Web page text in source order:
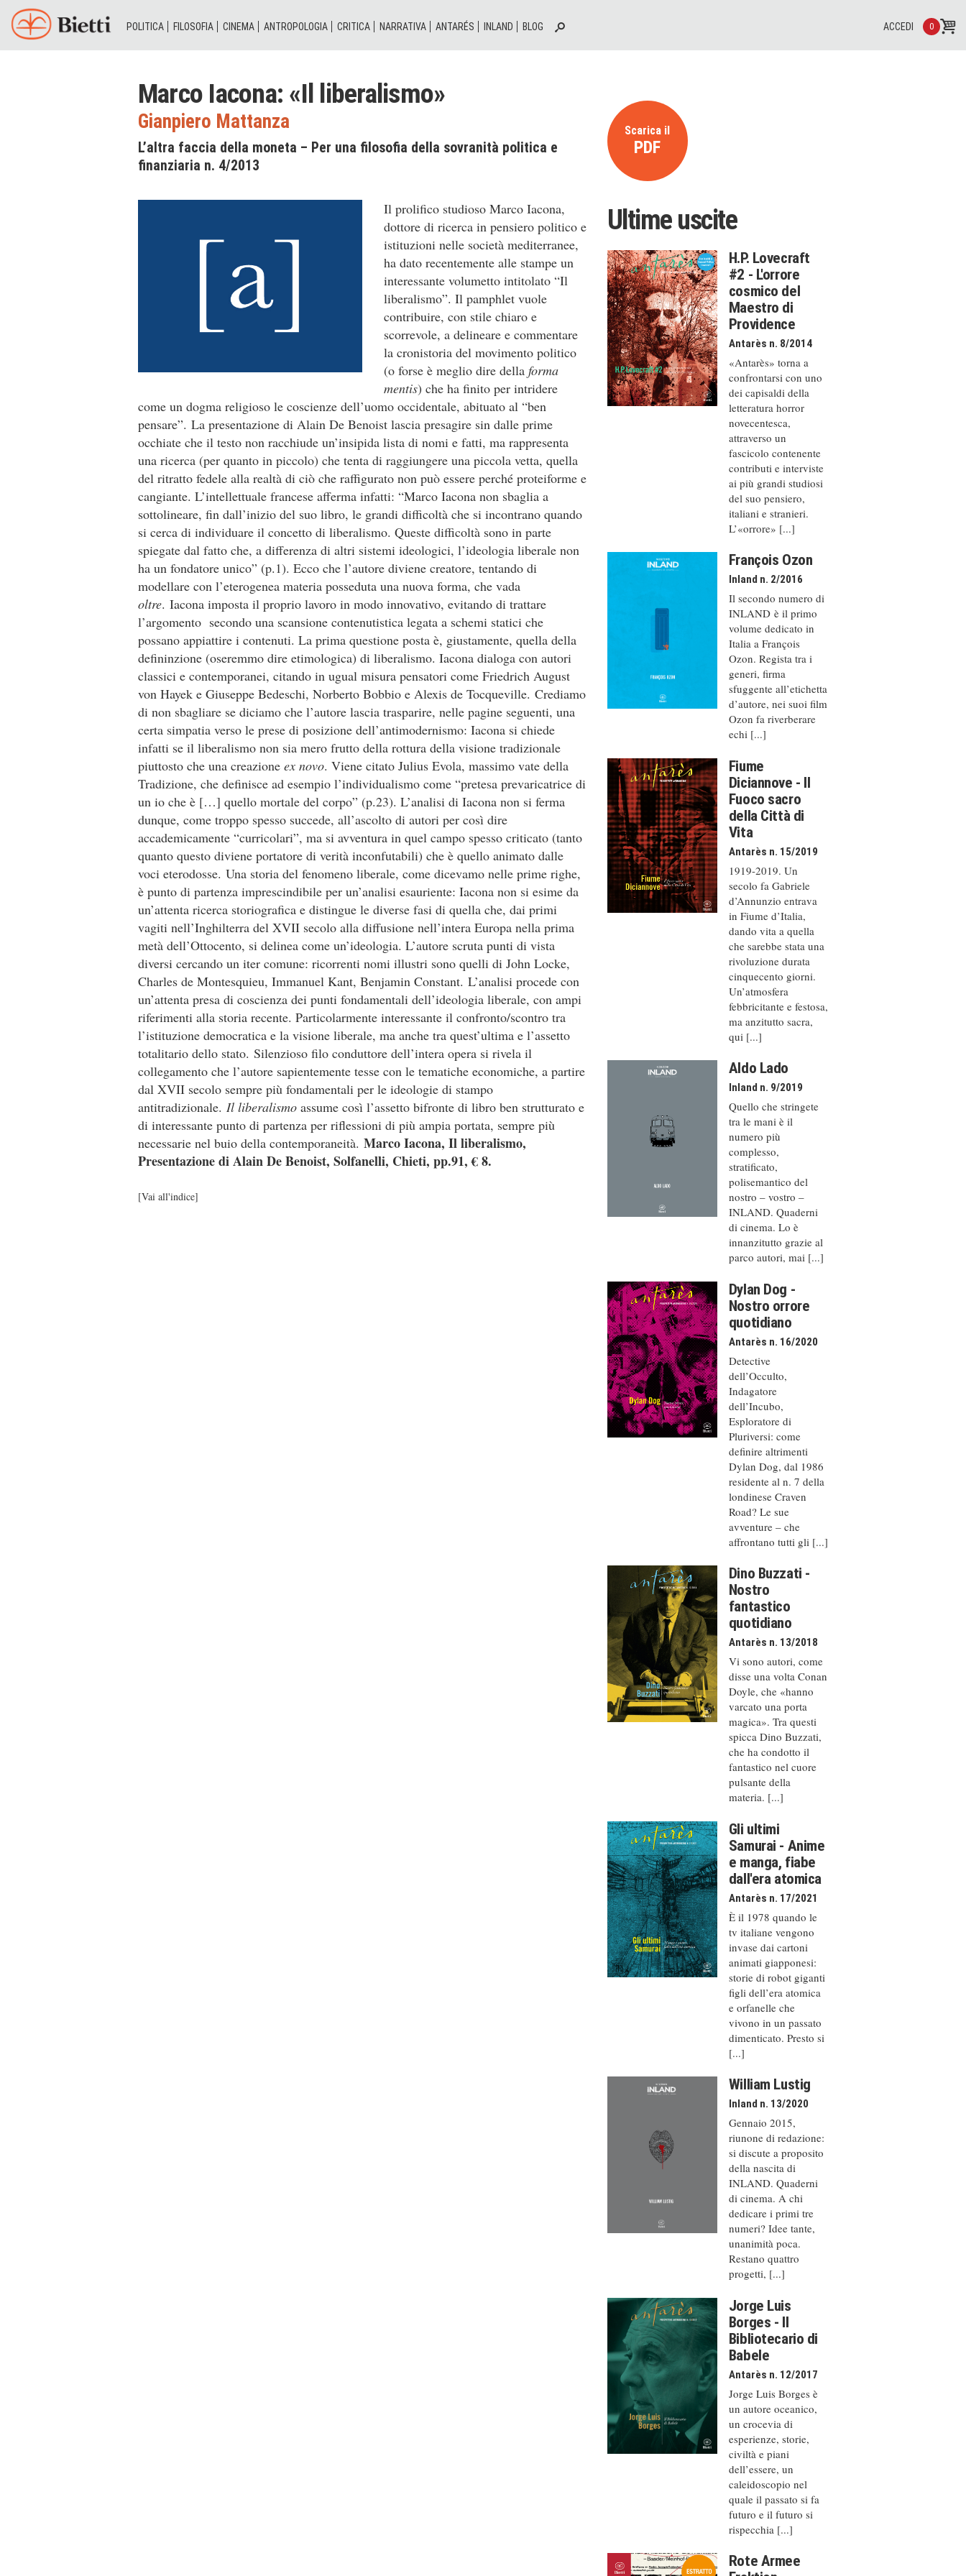
POLITICA FILOSOFIA CINEMA ANTROPOLOGIA CRITICA NARRATIVA ANTARÉS INLAND BLOG 0
ACCEDI
Marco Iacona: «Il liberalismo»
Gianpiero Mattanza
L’altra faccia della moneta – Per una filosofia della sovranità politica e
finanziaria n. 4/2013
Il prolifico studioso Marco Iacona,
dottore di ricerca in pensiero politico e
istituzioni nelle società mediterranee,
ha dato recentemente alle stampe un
interessante volumetto intitolato “Il
liberalismo”. Il pamphlet vuole
contribuire, con stile chiaro e
scorrevole, a delineare e commentare
la cronistoria del movimento politico
(o forse è meglio dire della forma
mentis) che ha finito per intridere
come un dogma religioso le coscienze dell’uomo occidentale, abituato al “ben
pensare”. La presentazione di Alain De Benoist lascia presagire sin dalle prime
occhiate che il testo non racchiude un’insipida lista di nomi e fatti, ma rappresenta
una ricerca (per quanto in piccolo) che tenta di raggiungere una piccola vetta, quella
del ritratto fedele alla realtà di ciò che raffigurato non può essere perché proteiforme e
cangiante. L’intellettuale francese afferma infatti: “Marco Iacona non sbaglia a
sottolineare, fin dall’inizio del suo libro, le grandi difficoltà che si incontrano quando
si cerca di individuare il concetto di liberalismo. Queste difficoltà sono in parte
spiegate dal fatto che, a differenza di altri sistemi ideologici, l’ideologia liberale non
ha un fondatore unico” (p.1). Ecco che l’autore diviene creatore, tentando di
modellare con l’eterogenea materia posseduta una nuova forma, che vada
oltre. Iacona imposta il proprio lavoro in modo innovativo, evitando di trattare
l’argomento secondo una scansione contenutistica legata a schemi statici che
possano appiattire i contenuti. La prima questione posta è, giustamente, quella della
defininzione (oseremmo dire etimologica) di liberalismo. Iacona dialoga con autori
classici e contemporanei, citando in ugual misura pensatori come Friedrich August
von Hayek e Giuseppe Bedeschi, Norberto Bobbio e Alexis de Tocqueville. Crediamo
di non sbagliare se diciamo che l’autore lascia trasparire, nelle pagine seguenti, una
certa simpatia verso le prese di posizione dell’antimodernismo: Iacona si chiede
infatti se il liberalismo non sia mero frutto della rottura della visione tradizionale
piuttosto che una creazione ex novo. Viene citato Julius Evola, massimo vate della
Tradizione, che definisce ad esempio l’individualismo come “pretesa prevaricatrice di
un io che è […] quello mortale del corpo” (p.23). L’analisi di Iacona non si ferma
dunque, come troppo spesso succede, all’ascolto di autori per così dire
accademicamente “curricolari”, ma si avventura in quel campo spesso criticato (tanto
quanto questo diviene portatore di verità inconfutabili) che è quello animato dalle
voci eterodosse. Una storia del fenomeno liberale, come dicevamo nelle prime righe,
è punto di partenza imprescindibile per un’analisi esauriente: Iacona non si esime da
un’attenta ricerca storiografica e distingue le diverse fasi di quella che, dai primi
vagiti nell’Inghilterra del XVII secolo alla diffusione nell’intera Europa nella prima
metà dell’Ottocento, si delinea come un’ideologia. L’autore scruta punti di vista
diversi cercando un iter comune: ricorrenti nomi illustri sono quelli di John Locke,
Charles de Montesquieu, Immanuel Kant, Benjamin Constant. L’analisi procede con
un’attenta presa di coscienza dei punti fondamentali dell’ideologia liberale, con ampi
riferimenti alla storia recente. Particolarmente interessante il confronto/scontro tra
l’istituzione democratica e la visione liberale, ma anche tra quest’ultima e l’assetto
totalitario dello stato. Silenzioso filo conduttore dell’intera opera si rivela il
collegamento che l’autore sapientemente tesse con le tematiche economiche, a partire
dal XVII secolo sempre più fondamentali per le ideologie di stampo
antitradizionale. Il liberalismo assume così l’assetto bifronte di libro ben strutturato e
di interessante punto di partenza per riflessioni di più ampia portata, sempre più
necessarie nel buio della contemporaneità. Marco Iacona, Il liberalismo,
Presentazione di Alain De Benoist, Solfanelli, Chieti, pp.91, € 8.
[Vai all'indice]
Scarica il
PDF
Ultime uscite
H.P. Lovecraft
#2 - L'orrore
cosmico del
Maestro di
Providence
Antarès n. 8/2014
«Antarès» torna a
confrontarsi con uno
dei capisaldi della
letteratura horror
novecentesca,
attraverso un
fascicolo contenente
contributi e interviste
ai più grandi studiosi
del suo pensiero,
italiani e stranieri.
L’«orrore» [...]
François Ozon
Inland n. 2/2016
Il secondo numero di
INLAND è il primo
volume dedicato in
Italia a François
Ozon. Regista tra i
generi, firma
sfuggente all’etichetta
d’autore, nei suoi film
Ozon fa riverberare
echi [...]
Fiume
Diciannove - Il
Fuoco sacro
della Città di
Vita
Antarès n. 15/2019
1919-2019. Un
secolo fa Gabriele
d’Annunzio entrava
in Fiume d’Italia,
dando vita a quella
che sarebbe stata una
rivoluzione durata
cinquecento giorni.
Un’atmosfera
febbricitante e festosa,
ma anzitutto sacra,
qui [...]
Aldo Lado
Inland n. 9/2019
Quello che stringete
tra le mani è il
numero più
complesso,
stratificato,
polisemantico del
nostro – vostro –
INLAND. Quaderni
di cinema. Lo è
innanzitutto grazie al
parco autori, mai [...]
Dylan Dog -
Nostro orrore
quotidiano
Antarès n. 16/2020
Detective
dell’Occulto,
Indagatore
dell’Incubo,
Esploratore di
Pluriversi: come
definire altrimenti
Dylan Dog, dal 1986
residente al n. 7 della
londinese Craven
Road? Le sue
avventure – che
affrontano tutti gli [...]
Dino Buzzati -
Nostro
fantastico
quotidiano
Antarès n. 13/2018
Vi sono autori, come
disse una volta Conan
Doyle, che «hanno
varcato una porta
magica». Tra questi
spicca Dino Buzzati,
che ha condotto il
fantastico nel cuore
pulsante della
materia. [...]
Gli ultimi
Samurai - Anime
e manga, fiabe
dall'era atomica
Antarès n. 17/2021
È il 1978 quando le
tv italiane vengono
invase dai cartoni
animati giapponesi:
storie di robot giganti
figli dell’era atomica
e orfanelle che
vivono in un passato
dimenticato. Presto si
[...]
William Lustig
Inland n. 13/2020
Gennaio 2015,
riunone di redazione:
si discute a proposito
della nascita di
INLAND. Quaderni
di cinema. A chi
dedicare i primi tre
numeri? Idee tante,
unanimità poca.
Restano quattro
progetti, [...]
Jorge Luis
Borges - Il
Bibliotecario di
Babele
Antarès n. 12/2017
Jorge Luis Borges è
un autore oceanico,
un crocevia di
esperienze, storie,
civiltà e piani
dell’essere, un
caleido­scopio nel
quale il passato si fa
futuro e il futuro si
rispecchia [...]
Rote Armee